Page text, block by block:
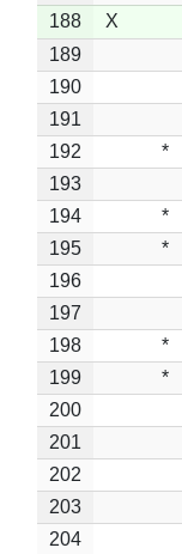
188
X
189
190
191
192
*
193
194
*
195
*
196
197
198
*
199
*
200
201
202
203
204